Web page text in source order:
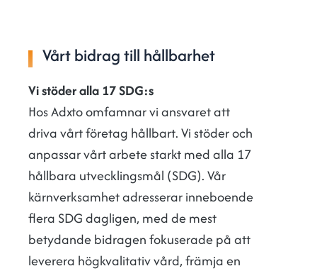
Vårt bidrag till hållbarhet
Vi stöder alla 17 SDG:s
Hos Adxto omfamnar vi ansvaret att
driva vårt företag hållbart. Vi stöder och
anpassar vårt arbete starkt med alla 17
hållbara utvecklingsmål (SDG). Vår
kärnverksamhet adresserar inneboende
flera SDG dagligen, med de mest
betydande bidragen fokuserade på att
leverera högkvalitativ vård, främja en